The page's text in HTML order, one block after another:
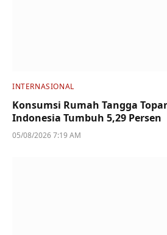
INTERNASIONAL
Konsumsi Rumah Tangga
Indonesia Tumbuh 5,29 Persen
05/08/2026 7:19 AM